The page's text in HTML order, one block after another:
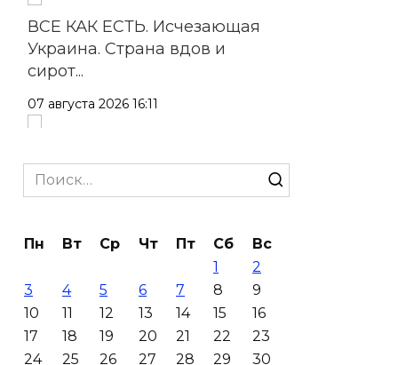
ВСЕ КАК ЕСТЬ. Исчезающая
Украина. Страна вдов и
сирот...
07 августа 2026 16:11
ремонтируют 2,85 км дороги к
трем хуторам по нацпроекту
Через 23 года Ростов может
стать городом с населением
под 2 млн человек
07 августа 2026 15:22
Search
for:
Пн Вт Ср Чт Пт Сб
Вс
1
2
3
4 5 6 7 8
9
10
11 12 13 14 15
16
17
18 19 20 21 22
23
24
25 26 27 28 29
30